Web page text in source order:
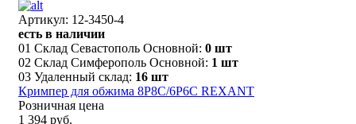
Артикул: 12-3450-4
есть в наличии
01 Склад Севастополь Основной: 0 шт
02 Склад Симферополь Основной: 1 шт
03 Удаленный склад: 16 шт
Кримпер для обжима 8P8C/6P6C REXANT
Розничная цена
1 394 руб.